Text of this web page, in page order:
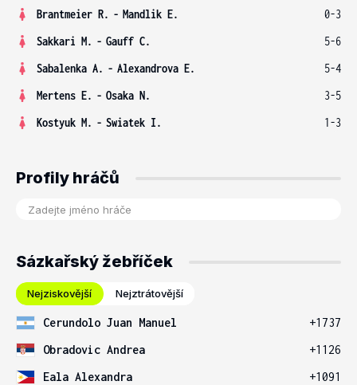
Brantmeier R. - Mandlik E.
0-3
Sakkari M. - Gauff C.
5-6
Sabalenka A. - Alexandrova E.
5-4
Mertens E. - Osaka N.
3-5
Kostyuk M. - Swiatek I. 1-3
Profily hráčů
Sázkařský žebříček
Nejziskovější Nejztrátovější
Cerundolo Juan Manuel
+1737
Obradovic Andrea
+1126
Eala Alexandra
+1091